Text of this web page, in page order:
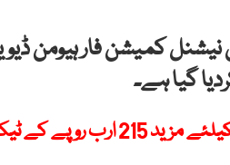
نیشنل کمیشن فار ہیومن
گیا ہے۔
لگا رہے ہیں، اسحاق ڈار